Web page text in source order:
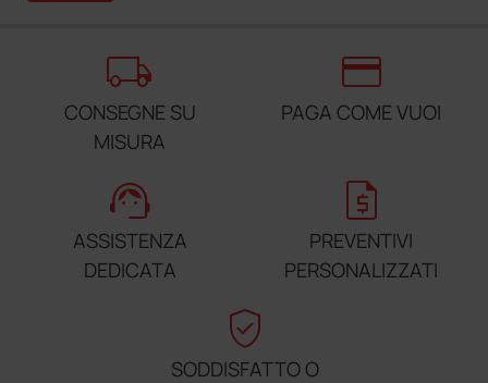
local_shipping
CONSEGNE SU
MISURA
credit_card
PAGA COME VUOI
support_agent
ASSISTENZA
DEDICATA
request_quote
PREVENTIVI
PERSONALIZZATI
verified_user
SODDISFATTO O